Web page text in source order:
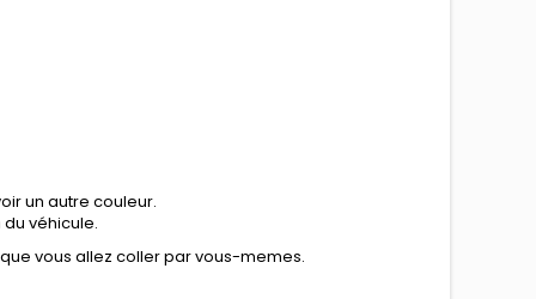
un autre couleur.
véhicule.
vous allez coller par vous-memes.